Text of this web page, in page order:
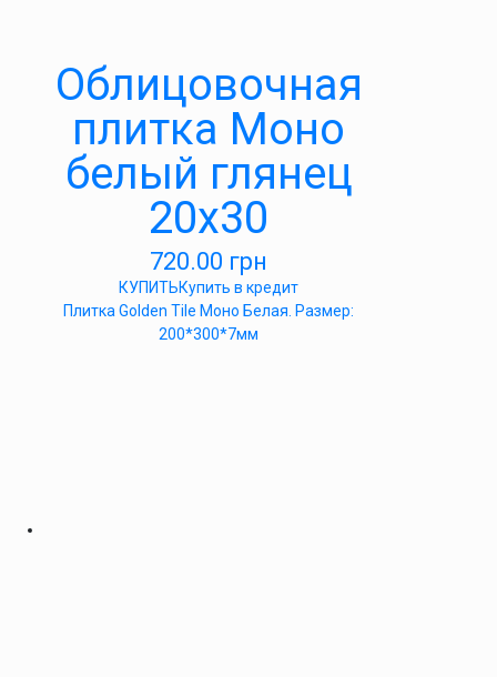
Облицовочная
плитка Моно
белый глянец
20х30
720.00 грн
КУПИТЬКупить в кредит
Плитка Golden Tile Моно Белая. Размер:
200*300*7мм